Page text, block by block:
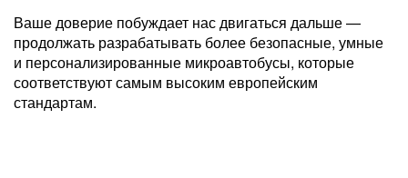
Ваше доверие побуждает нас двигаться дальше —
продолжать разрабатывать более безопасные, умные
и персонализированные микроавтобусы, которые
соответствуют самым высоким европейским
стандартам.